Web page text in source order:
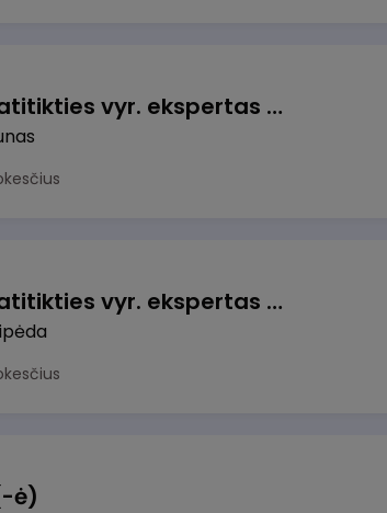
Veiklos užtikrinimo ir atitikties vyr. ekspertas (-ė) (Kaunas) (Kaunas, LT)
Veiklos užtikrinimo ir atitikties vyr. ekspertas (-ė) (Klaipėda) (Klaipėda, LT)
ė)